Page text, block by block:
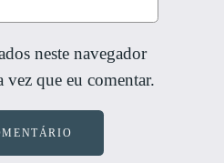
neste navegador
vez que eu comentar.